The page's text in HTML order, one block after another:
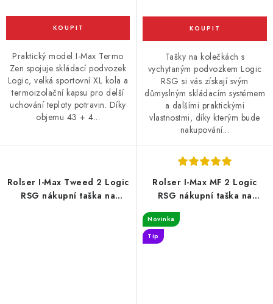
Praktický model I-Max Termo
Zen spojuje skládací podvozek
Logic, velká sportovní XL kola a
termoizolační kapsu pro delší
uchování teploty potravin. Díky
objemu 43 + 4...
Tašky na kolečkách s
vychytaným podvozkem Logic
RSG si vás získají svým
důmyslným skládacím systémem
a dalšími praktickými
vlastnostmi, díky kterým bude
nakupování...
Rolser I-Max Tweed 2 Logic
RSG nákupní taška na
Rolser I-Max MF 2 Logic
RSG nákupní taška na
velkých kolečkách,
Novinka
Tip